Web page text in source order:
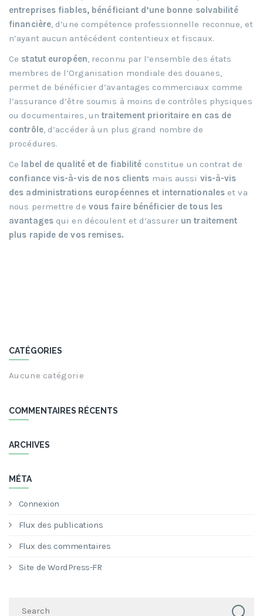
entreprises fiables, bénéficiant d’une bonne solvabilité
financière, d’une compétence professionnelle reconnue, et
n’ayant aucun antécédent contentieux et fiscaux.
Ce statut européen, reconnu par l’ensemble des états
membres de l’Organisation mondiale des douanes,
permet de bénéficier d’avantages commerciaux comme
l’assurance d’être soumis à moins de contrôles physiques
ou documentaires, untraitement prioritaire en cas de
contrôle, d’accéder à un plus grand nombre de
procédures.
Ce label de qualité et de fiabilité constitue un contrat de
confiance vis-à-vis de nos clients mais aussi vis-à-vis
des administrations européennes et internationales et va
nous permettre de vous faire bénéficier de tous les
avantagesqui en découlent et d’assurer un traitement
plus rapide de vos remises.
CATÉGORIES
Aucune catégorie
COMMENTAIRES RÉCENTS
ARCHIVES
MÉTA
Connexion
Flux des publications
Flux des commentaires
Site de WordPress-FR